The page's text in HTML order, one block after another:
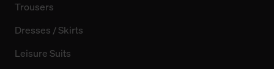
Trousers
Dresses / Skirts
Leisure Suits